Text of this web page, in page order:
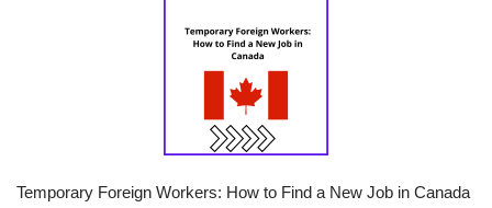
Temporary Foreign Workers: How to Find a New Job in Canada